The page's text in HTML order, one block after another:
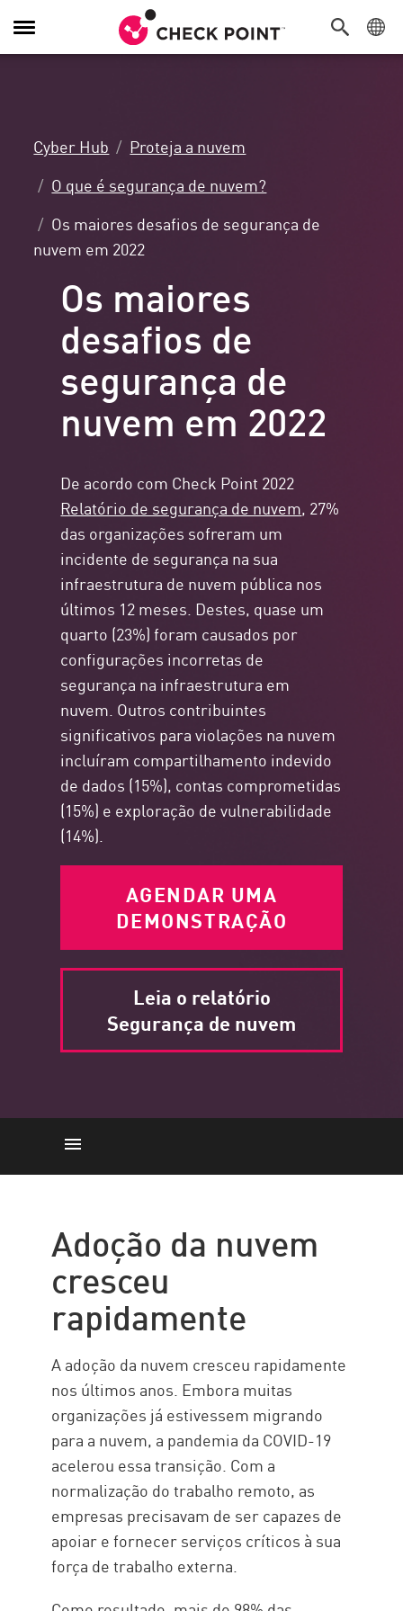
Alternar
navegação
Cyber Hub
Proteja a nuvem
O que é segurança de nuvem?
Os maiores desafios de segurança de
nuvem em 2022
Os maiores
desafios de
segurança de
nuvem em 2022
De acordo com Check Point 2022
Relatório de segurança de nuvem, 27%
das organizações sofreram um
incidente de segurança na sua
infraestrutura de nuvem pública nos
últimos 12 meses. Destes, quase um
quarto (23%) foram causados por
configurações incorretas de
segurança na infraestrutura em
nuvem. Outros contribuintes
significativos para violações na nuvem
incluíram compartilhamento indevido
de dados (15%), contas comprometidas
(15%) e exploração de vulnerabilidade
(14%).
AGENDAR UMA
DEMONSTRAÇÃO
Leia o relatório
Segurança de nuvem
de nuvem em 2022
Segurança de nuvem com Check
Point
Adoção da nuvem
cresceu
rapidamente
A adoção da nuvem cresceu rapidamente
nos últimos anos. Embora muitas
organizações já estivessem migrando
para a nuvem, a pandemia da COVID-19
acelerou essa transição. Com a
normalização do trabalho remoto, as
empresas precisavam de ser capazes de
apoiar e fornecer serviços críticos à sua
força de trabalho externa.